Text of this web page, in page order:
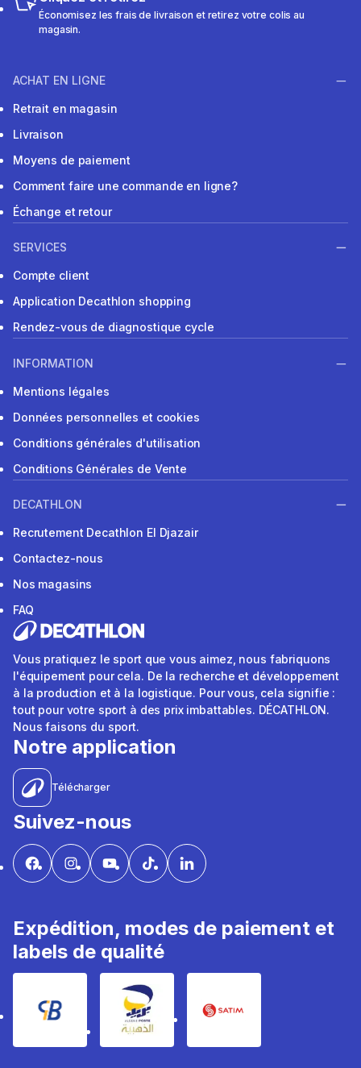
Économisez les frais de livraison et retirez votre colis au
magasin.
ACHAT EN LIGNE
Retrait en magasin
Livraison
Moyens de paiement
Comment faire une commande en ligne?
Échange et retour
SERVICES
Compte client
Application Decathlon shopping
Rendez-vous de diagnostique cycle
INFORMATION
Mentions légales
Données personnelles et cookies
Conditions générales d'utilisation
Conditions Générales de Vente
DECATHLON
Recrutement Decathlon El Djazair
Contactez-nous
Nos magasins
FAQ
Vous pratiquez le sport que vous aimez, nous fabriquons
l'équipement pour cela. De la recherche et développement
à la production et à la logistique. Pour vous, cela signifie :
tout pour votre sport à des prix imbattables. DÉCATHLON.
Nous faisons du sport.
Notre application
Télécharger
Suivez-nous
Expédition, modes de paiement et
labels de qualité